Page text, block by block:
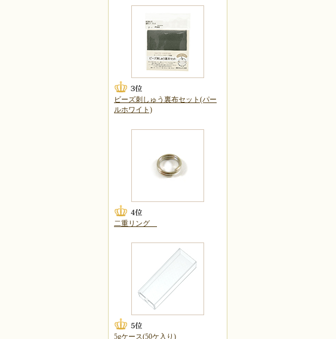
ビーズ刺しゅう裏布セット(パー
ルホワイト)
二重リング
5gケース(50ケ入り)